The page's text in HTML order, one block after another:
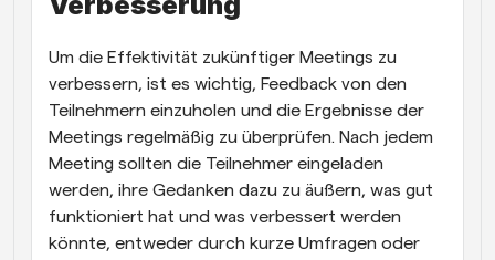
Um die Effektivität zukünftiger Meetings zu
verbessern, ist es wichtig, Feedback von den
Teilnehmern einzuholen und die Ergebnisse der
Meetings regelmäßig zu überprüfen. Nach jedem
Meeting sollten die Teilnehmer eingeladen
werden, ihre Gedanken dazu zu äußern, was gut
funktioniert hat und was verbessert werden
könnte, entweder durch kurze Umfragen oder